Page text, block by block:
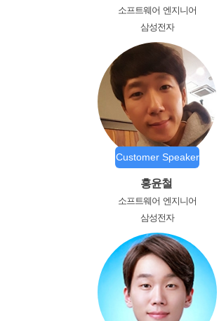
소프트웨어 엔지니어
삼성전자
Customer Speaker
홍윤철
소프트웨어 엔지니어
삼성전자